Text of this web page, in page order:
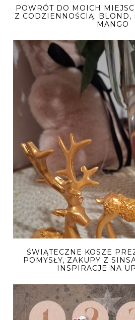
POWRÓT DO MOICH
Z CODZIENNOŚCIĄ: BLOND,
MANGO
ŚWIĄTECZNE KOSZE
POMYSŁY, ZAKUPY Z
INSPIRACJE NA